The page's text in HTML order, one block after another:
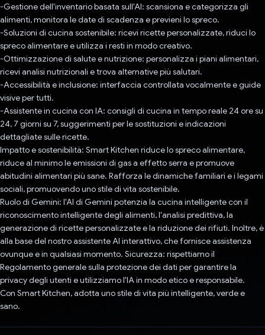
-Gestione dell'inventario basata sull'AI: scansiona e categorizza gli
alimenti, monitora le date di scadenza e previeni lo spreco.
-Soluzioni di cucina sostenibile: ricevi ricette personalizzate, riduci lo
spreco alimentare e utilizza i resti in modo creativo.
-Ottimizzazione di salute e nutrizione: personalizza i piani alimentari,
ricevi analisi nutrizionali e trova alternative più salutari.
-Accessibilità e inclusione: interfaccia controllata vocalmente e guide
visive per tutti.
-Assistente in cucina con IA: consigli di cucina in tempo reale 24 ore su
24, 7 giorni su 7, suggerimenti per le sostituzioni e indicazioni
dettagliate sulle ricette.
Impatto e sostenibilità: Smart Kitchen riduce lo spreco alimentare,
riduce al minimo le emissioni di gas a effetto serra e promuove
abitudini alimentari più sane. Rafforza le dinamiche familiari e i legami
sociali, promuovendo uno stile di vita sostenibile.
Ruolo di Gemini: l'AI di Gemini potenzia la cucina intelligente con il
riconoscimento intelligente degli alimenti, l'analisi predittiva, la
generazione di ricette personalizzate e la riduzione dei rifiuti. Inoltre, è
alla base del nostro assistente AI interattivo, che fornisce assistenza
ovunque e in qualsiasi momento. Sicurezza: rispettiamo il
Regolamento generale sulla protezione dei dati per garantire la
privacy degli utenti e utilizziamo l'IA in modo etico e responsabile.
Con Smart Kitchen, adotta uno stile di vita più intelligente, verde e
sano.